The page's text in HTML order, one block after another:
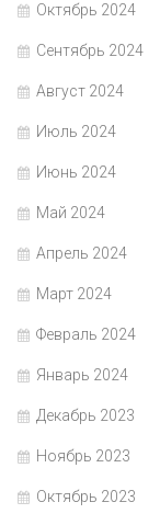
Октябрь 2024
Сентябрь 2024
Август 2024
Июль 2024
Июнь 2024
Май 2024
Апрель 2024
Март 2024
Февраль 2024
Январь 2024
Декабрь 2023
Ноябрь 2023
Октябрь 2023